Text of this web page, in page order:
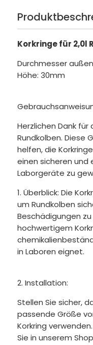
Korkringe für 2,0l
Durchmesser
Höhe: 30mm
Herzlichen Dank für
Rundkolben. Diese
helfen, die
einen sicheren und
Laborgeräte zu
1. Überblick: Die
um Rundkolben
Beschädigungen
hochwertigem
in Laboren eignet.
2. Installation:
Stellen Sie sicher,
passende Größe
Korkring
Sie in unserem Shop